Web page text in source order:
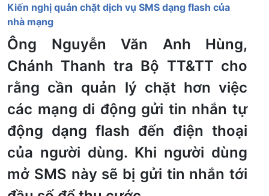
Kiến nghị quản chặt dịch vụ SMS dạng flash của
nhà mạng
Ông Nguyễn Văn Anh Hùng,
Chánh Thanh tra Bộ TT&TT cho
rằng cần quản lý chặt hơn việc
các mạng di động gửi tin nhắn tự
động dạng flash đến điện thoại
của người dùng. Khi người dùng
mở SMS này sẽ bị gửi tin nhắn tới